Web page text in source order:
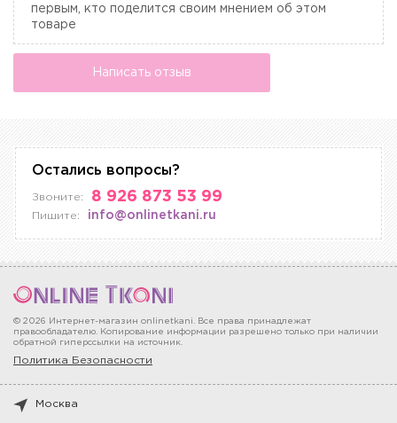
первым, кто поделится своим мнением об этом
товаре
Написать отзыв
Остались вопросы?
Звоните: 8 926 873 53 99
Пишите: info@onlinetkani.ru
© 2026 Интернет-магазин onlinetkani. Все права принадлежат
правообладателю. Копирование информации разрешено только при наличии
обратной гиперссылки на источник.
Политика Безопасности
Москва